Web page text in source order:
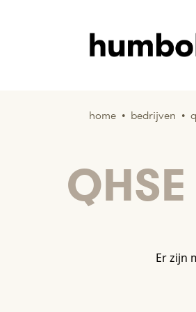
home • bedrijven •
Er zijn